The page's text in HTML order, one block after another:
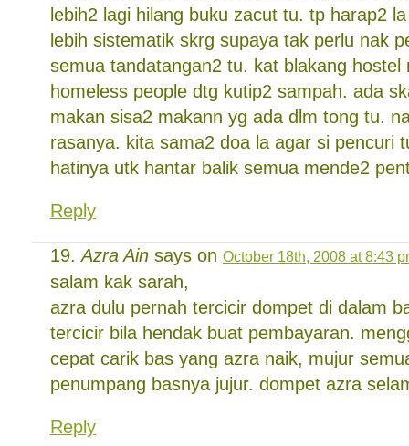
lebih2 lagi hilang buku zacut tu. tp harap2
lebih sistematik skrg supaya tak perlu nak
semua tandatangan2 tu. kat blakang hostel
homeless people dtg kutip2 sampah. ada
makan sisa2 makann yg ada dlm tong tu.
rasanya. kita sama2 doa la agar si pencuri
hatinya utk hantar balik semua mende2
Reply
Azra Ain says on October 18th, 2008 at 8:43
salam kak sarah,
azra dulu pernah tercicir dompet di dalam
tercicir bila hendak buat pembayaran.
cepat carik bas yang azra naik, mujur
penumpang basnya jujur. dompet azra
Reply